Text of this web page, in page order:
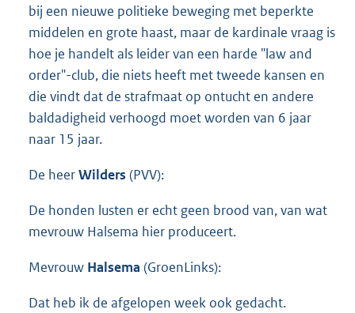
bij een nieuwe politieke beweging met beperkte
middelen en grote haast, maar de kardinale vraag is
hoe je handelt als leider van een harde "law and
order"-club, die niets heeft met tweede kansen en
die vindt dat de strafmaat op ontucht en andere
baldadigheid verhoogd moet worden van 6 jaar
naar 15 jaar.
De heerWilders (PVV):
De honden lusten er echt geen brood van, van wat
mevrouw Halsema hier produceert.
Mevrouw Halsema (GroenLinks):
Dat heb ik de afgelopen week ook gedacht.